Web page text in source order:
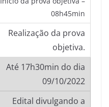
08h45min
Realização da prova
objetiva.
Até 17h30min do dia
09/10/2022
Edital divulgando a